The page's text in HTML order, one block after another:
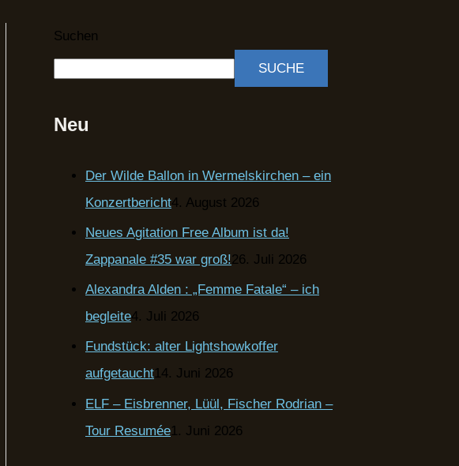
Suchen
SUCHE
Neu
Der Wilde Ballon in Wermelskirchen – ein
Konzertbericht4. August 2026
Neues Agitation Free Album ist da!
Zappanale #35 war groß!26. Juli 2026
Alexandra Alden : „Femme Fatale“ – ich
begleite4. Juli 2026
Fundstück: alter Lightshowkoffer
aufgetaucht14. Juni 2026
ELF – Eisbrenner, Lüül, Fischer Rodrian –
Tour Resumée1. Juni 2026